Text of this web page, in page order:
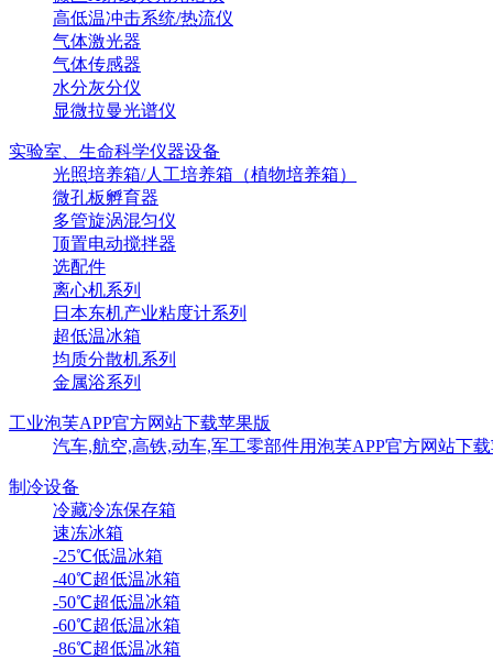
高低温冲击系统/热流仪
气体激光器
气体传感器
水分灰分仪
显微拉曼光谱仪
实验室、生命科学仪器设备
光照培养箱/人工培养箱（植物培养箱）
微孔板孵育器
多管旋涡混匀仪
顶置电动搅拌器
选配件
离心机系列
日本东机产业粘度计系列
超低温冰箱
均质分散机系列
金属浴系列
工业泡芙APP官方网站下载苹果版
汽车,航空,高铁,动车,军工零部件用泡芙APP官方网站下
制冷设备
冷藏冷冻保存箱
速冻冰箱
-25℃低温冰箱
-40℃超低温冰箱
-50℃超低温冰箱
-60℃超低温冰箱
-86℃超低温冰箱